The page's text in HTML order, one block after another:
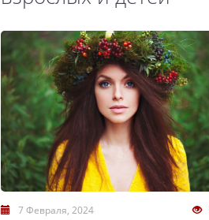
7 Февраля, 2024